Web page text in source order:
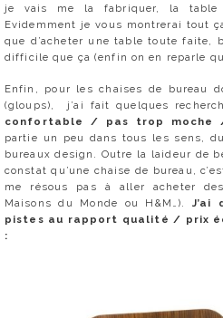
je vais me la fabriquer, la
Evidemment je vous montrerai tout
que d’acheter une table toute faite,
difficile que ça (enfin on en reparle
Enfin, pour les chaises de bureau
(gloups), j’ai fait quelques
confortable / pas trop moche
partie un peu dans tous les sens,
bureaux design. Outre la laideur de
constat qu’une chaise de bureau,
me résous pas à aller acheter
Maisons du Monde ou H&M…). J’ai
pistes au rapport qualité / prix
: